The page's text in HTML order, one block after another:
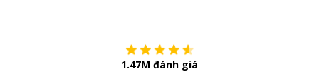
1.47M đánh giá